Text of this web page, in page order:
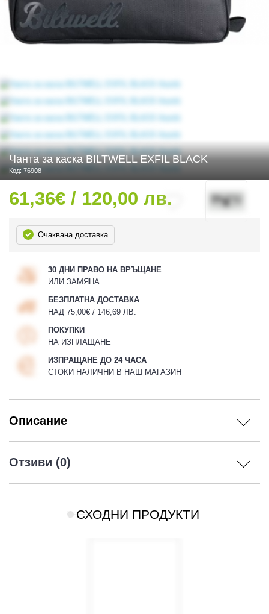
ЕКИПИРОВКА
Чанта за каска BILTWELL EXFIL BLACK
Код: 76908
61,36€ / 120,00 лв.
Очаквана доставка
30 ДНИ ПРАВО НА ВРЪЩАНЕ
ИЛИ ЗАМЯНА
БЕЗПЛАТНА ДОСТАВКА
НАД 75,00€ / 146,69 ЛВ.
ПОКУПКИ
НА ИЗПЛАЩАНЕ
ИЗПРАЩАНЕ ДО 24 ЧАСА
СТОКИ НАЛИЧНИ В НАШ МАГАЗИН
Описание
Отзиви (0)
СХОДНИ ПРОДУКТИ